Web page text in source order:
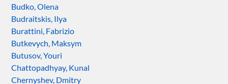
Budko, Olena
Budraitskis, Ilya
Burattini, Fabrizio
Butkevych, Maksym
Butusov, Youri
Chattopadhyay, Kunal
Chernyshev, Dmitry